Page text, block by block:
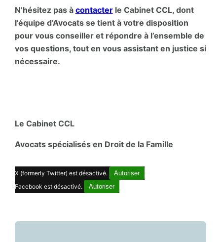
N’hésitez pas à contacterle Cabinet CCL, dont
l’équipe d’Avocats se tient à votre disposition
pour vous conseiller et répondre à l’ensemble de
vos questions, tout en vous assistant en justice si
nécessaire.
Le Cabinet CCL
Avocats spécialisés en Droit de la Famille
X (formerly Twitter) est désactivé.
Autoriser
Facebook est désactivé.
Autoriser